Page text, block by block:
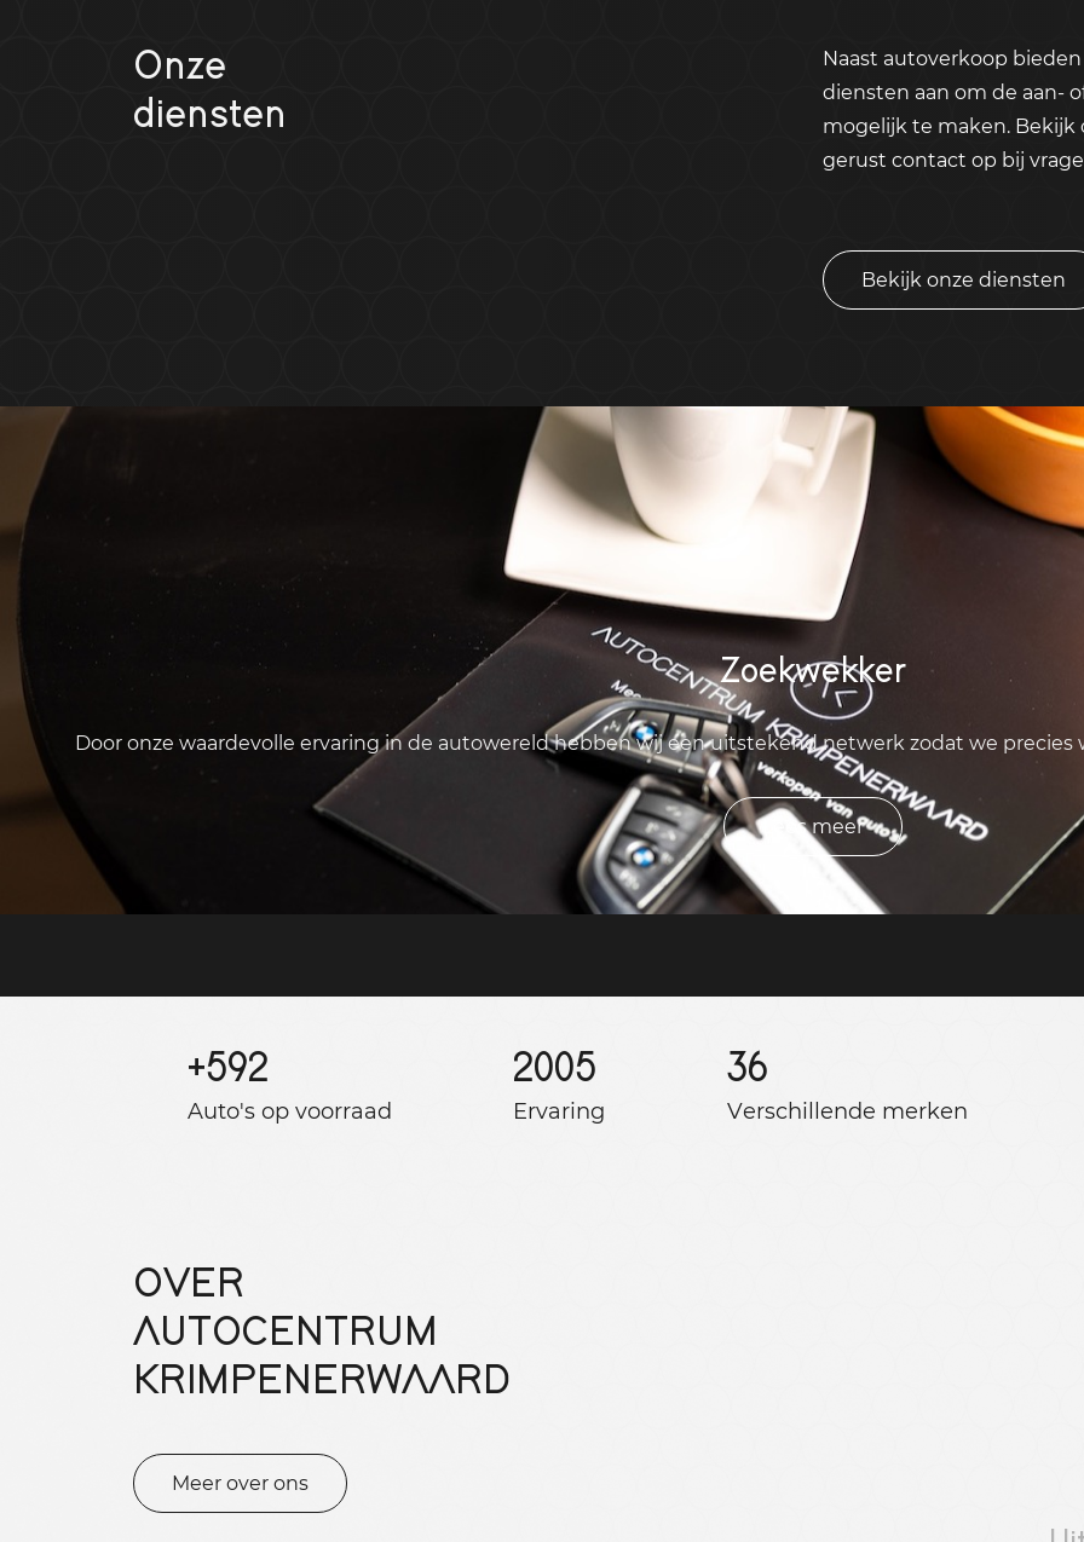
Onze
diensten
Naast autoverkoop
diensten aan om de aan-
mogelijk te maken. Bekijk
gerust contact op bij
Bekijk onze diensten
Zoekwekker
Door onze waardevolle ervaring in de autowereld hebben wij een uitstekend netwerk zodat we
Lees meer
+592
Auto's op voorraad
2005
Ervaring
36
Verschillende merken
OVER
AUTOCENTRUM
KRIMPENERWAARD
Meer over ons